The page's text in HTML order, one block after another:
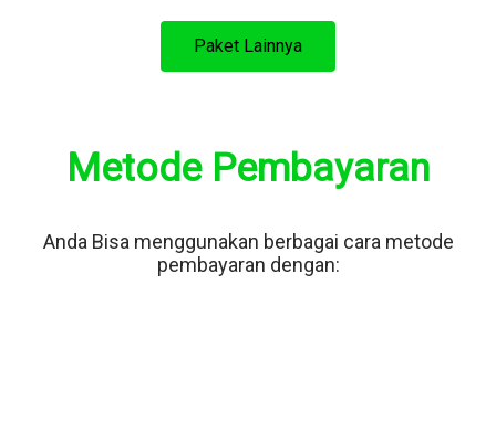
Paket Lainnya
Metode Pembayaran
Anda Bisa menggunakan berbagai cara metode
pembayaran dengan: